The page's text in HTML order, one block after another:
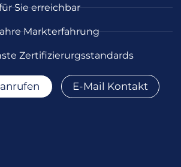
Sie erreichbar
Markterfahrung
Zertifizierurgsstandards
E-Mail Kontakt